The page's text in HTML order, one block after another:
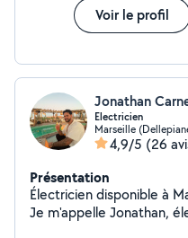
Voir le profil
Jonathan
Electricien
Marseille
4,9/5 (26
Présentation
Électricien disponible à
Je m'appelle Jonathan,